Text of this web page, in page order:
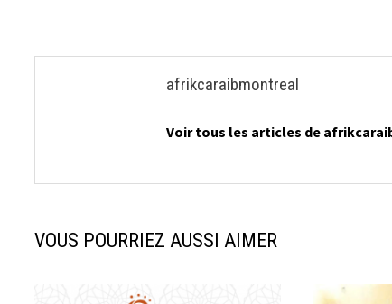
afrikcaraibmontreal
Voir tous les articles de
VOUS POURRIEZ AUSSI AIMER